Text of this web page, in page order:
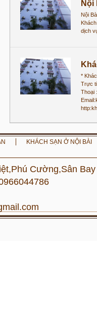
Nội
Nội
dịch
*
Trực
Thoại
KHÁCH SẠN Ở NỘI BÀI
Cường,Sân